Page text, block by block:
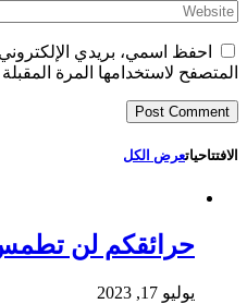
احفظ اسمي، بريدي
المتصفح لاستخدامها المرة
الافتتاحياتعرض الكل
حرائقكم لن
يوليو 17, 2023